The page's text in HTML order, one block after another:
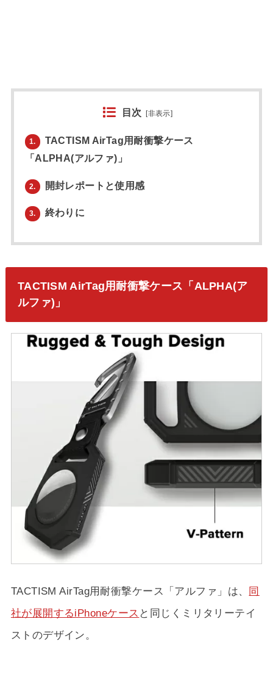
目次 [非表示]
1.
TACTISM AirTag用耐衝撃ケース
「ALPHA(アルファ)」
2. 開封レポートと使用感
3. 終わりに
TACTISM AirTag用耐衝撃ケース「ALPHA(ア
ルファ)」
TACTISM AirTag用耐衝撃ケース「アルファ」は、 同
社が展開するiPhoneケース と同じくミリタリーテイ
ストのデザイン。